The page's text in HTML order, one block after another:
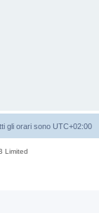
gli orari sono UTC+02:00
Limited